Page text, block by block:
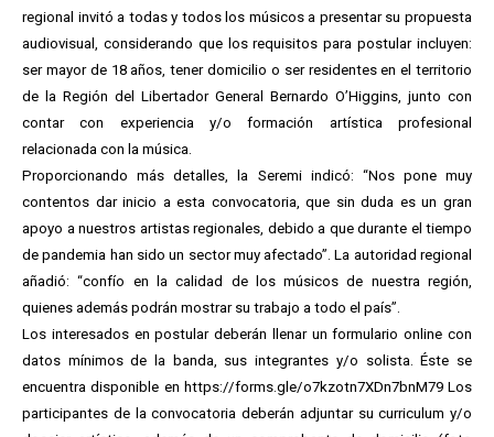
regional invitó a todas y todos los músicos a presentar su propuesta
audiovisual, considerando que los requisitos para postular incluyen:
ser mayor de 18 años, tener domicilio o ser residentes en el territorio
de la Región del Libertador General Bernardo O’Higgins, junto con
contar con experiencia y/o formación artística profesional
relacionada con la música.
Proporcionando más detalles, la Seremi indicó: “Nos pone muy
contentos dar inicio a esta convocatoria, que sin duda es un gran
apoyo a nuestros artistas regionales, debido a que durante el tiempo
de pandemia han sido un sector muy afectado”. La autoridad regional
añadió: “confío en la calidad de los músicos de nuestra región,
quienes además podrán mostrar su trabajo a todo el país”.
Los interesados en postular deberán llenar un formulario online con
datos mínimos de la banda, sus integrantes y/o solista. Éste se
encuentra disponible en https://forms.gle/o7kzotn7XDn7bnM79 Los
participantes de la convocatoria deberán adjuntar su curriculum y/o